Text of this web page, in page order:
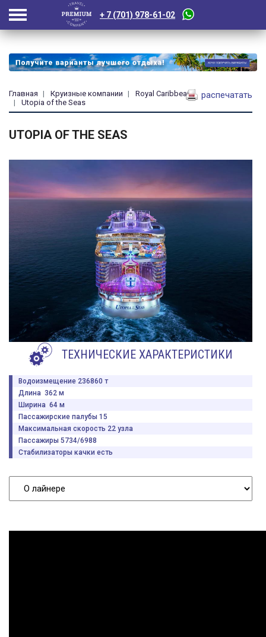
+ 7 (701) 978-61-02
Главная Круизные компании
Royal Caribbean
Utopia of the Seas
распечатать
UTOPIA OF THE SEAS
ТЕХНИЧЕСКИЕ ХАРАКТЕРИСТИКИ
Водоизмещение 236860 т
Длина 362 м
Ширина 64 м
Пассажирские палубы 15
Максимальная скорость 22 узла
Пассажиры 5734/6988
Стабилизаторы качки есть